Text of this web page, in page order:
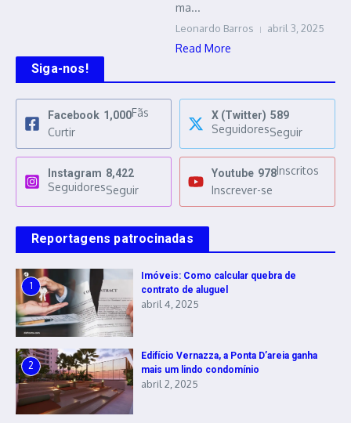
ma...
Leonardo Barros abril 3, 2025
Read More
Siga-nos!
Facebook 1,000Fãs
Curtir
X (Twitter) 589
SeguidoresSeguir
Instagram 8,422
SeguidoresSeguir
Youtube 978Inscritos
Inscrever-se
Reportagens patrocinadas
1
Imóveis: Como calcular quebra de
contrato de aluguel
abril 4, 2025
2
Edifício Vernazza, a Ponta D’areia ganha
mais um lindo condomínio
abril 2, 2025